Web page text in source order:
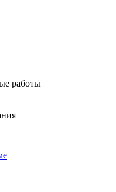
работы